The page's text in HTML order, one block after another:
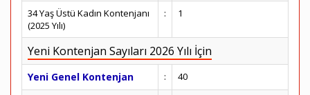
34 Yaş Üstü Kadın Kontenjanı
(2025 Yılı)
: 1
Yeni Kontenjan Sayıları 2026 Yılı İçin
Yeni Genel Kontenjan : 40